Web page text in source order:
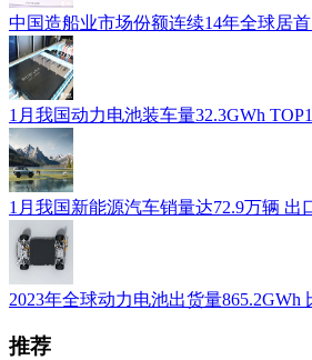
中国造船业市场份额连续14年全球居
1月我国动力电池装车量32.3GWh
1月我国新能源汽车销量达72.9万辆 出
2023年全球动力电池出货量865.2GWh
推荐